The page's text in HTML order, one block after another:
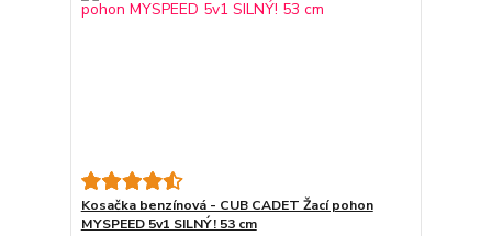
Kosačka benzínová - CUB CADET Žací pohon
MYSPEED 5v1 SILNÝ! 53 cm